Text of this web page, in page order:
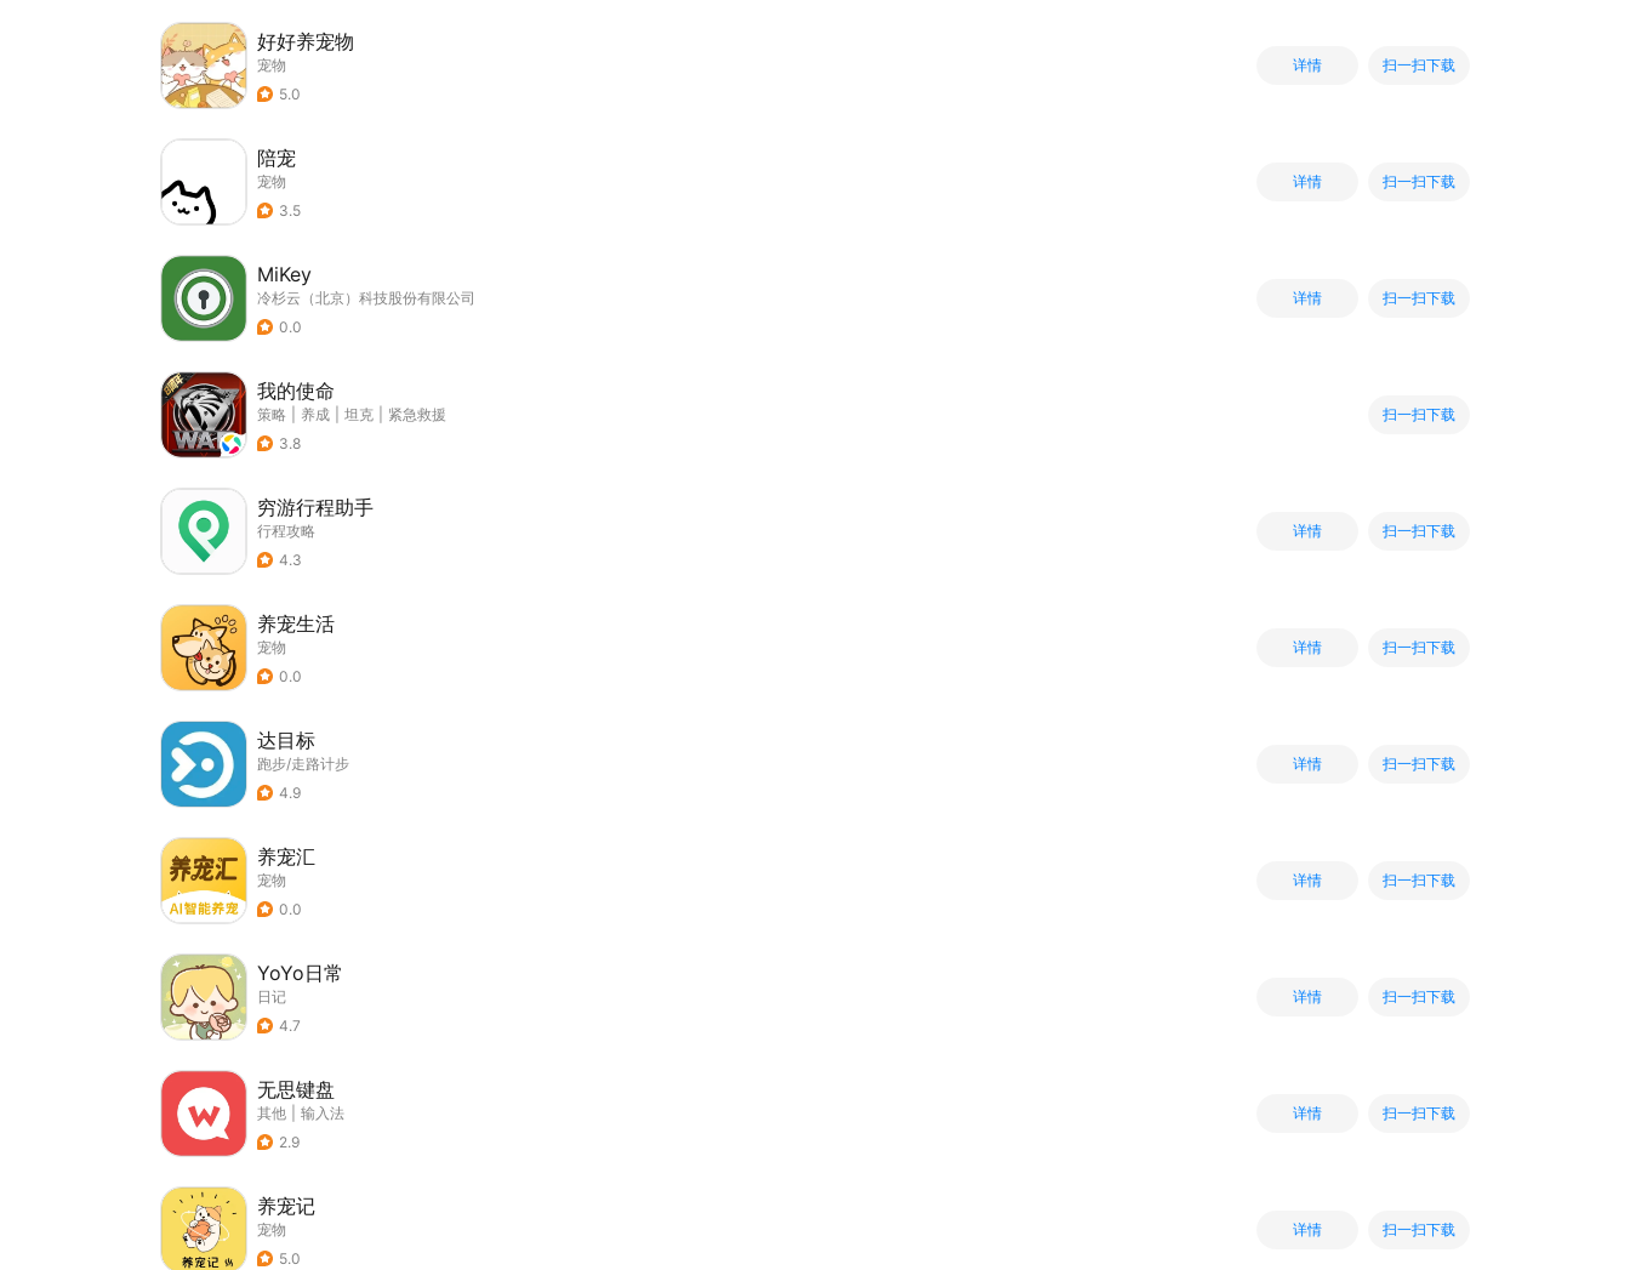
好好养宠物
宠物
5.0
详情 扫一扫下载
陪宠
宠物
3.5
详情 扫一扫下载
MiKey
冷杉云（北京）科技股份有限公司
0.0
详情 扫一扫下载
我的使命
策略 养成 坦克
紧急救援
3.8
扫一扫下载
穷游行程助手
行程攻略
4.3
详情 扫一扫下载
养宠生活
宠物
0.0
详情 扫一扫下载
达目标
跑步/走路计步
4.9
详情 扫一扫下载
养宠汇
宠物
0.0
详情 扫一扫下载
YoYo日常
日记
4.7
详情 扫一扫下载
无思键盘
其他
输入法
2.9
详情 扫一扫下载
养宠记
宠物
5.0
详情 扫一扫下载